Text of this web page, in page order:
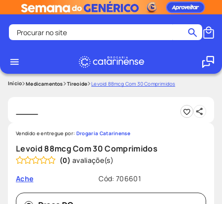
Procurar no site
1
2º
medley
4º
protetor solar facial
5º
shampoo
6º
tadalafila
7º
mounjaro
8º
9º
lenço umedecido
Medicamentos Tireoide Levoid 88mcg Com 30 Comprimidos
Levoid 88mcg Com 30 Comprimidos
(0)
Ache
Cód: 706601
Vendido e entregue por: Drogaria Catarinense